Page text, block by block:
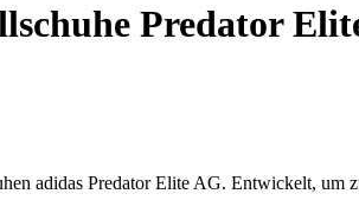
Predator
adidas Predator Elite AG. Entwickelt, um